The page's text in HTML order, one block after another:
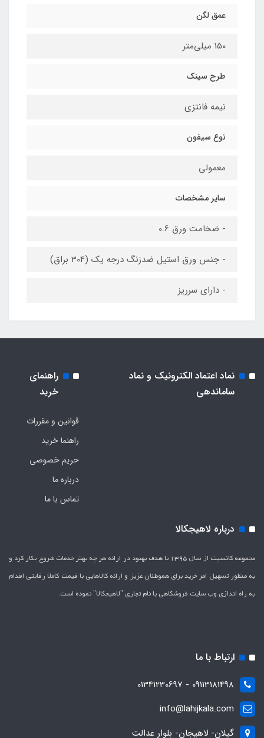
عمق لگن
150 میلی‌متر
طرح سینک
نیمه فانتزی
نوع سیفون
معمولی
سایر مشخصات
- ضخامت ورق 0.6
- جنس ورق استیل ضدزنگ درجه یک (304 براق)
- دارای سرریز
نماد اعتماد الکترونیک و نماد
ساماندهی
راهنمای
خرید
قوانین و مقررات
راهنما خرید
حریم خصوصی
درباره ما
تماس با ما
درباره لاهیجکالا
مجموعه کانسپت از سال 1395 با هدف بهبود در ارائه هر چه بهتر خدمات شروع بکار کرد و
به منظور تسهیل امر خرید برای هموطنان عزیز و ارائه کالاهایی با قیمت کاملاَ رقابتی اقدام
به راه اندازی وب سایت فروشگاهی با نام تجاری "لاهیج­کالا" نموده است.
ارتباط با ما
09113181498 - 01341230697
info@lahijkala.com
گیلان- لاهیجان- بلوار عدالت